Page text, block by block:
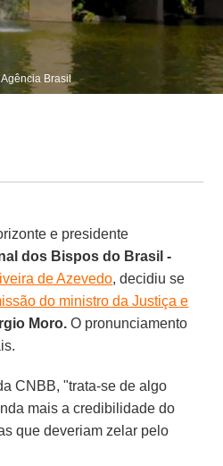
Agência Brasil
e presidente
dos Bispos do Brasil -
de Azevedo, decidiu se
do ministro da Justiça e
Moro.O pronunciamento
CNBB, "trata-se de algo
mais a credibilidade do
que deveriam zelar pelo